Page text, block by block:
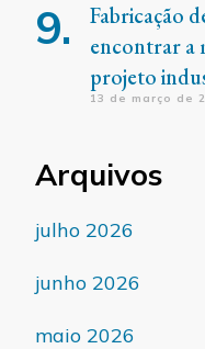
Fabricação
encontrar a
projeto
13 de março de
Arquivos
julho 2026
junho 2026
maio 2026